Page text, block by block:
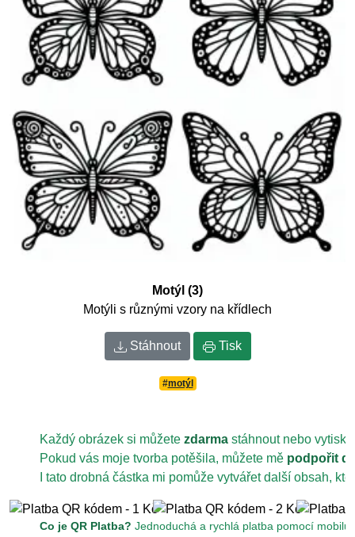
Motýl (3)
Motýli s různými vzory na křídlech
Stáhnout Tisk
#motýl
Každý obrázek si můžete zdarma stáhnout nebo
Pokud vás moje tvorba potěšila, můžete mě podpořit
I tato drobná částka mi pomůže vytvářet další obsah,
Co je QR Platba? Jednoduchá a rychlá platba pomocí